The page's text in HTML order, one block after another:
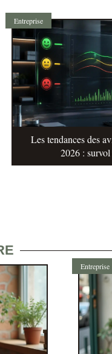
Entreprise
Les tendances des
2026 :
Entreprise